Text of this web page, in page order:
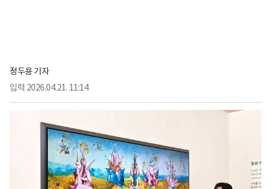
정두용 기자
입력 2026.04.21. 11:14